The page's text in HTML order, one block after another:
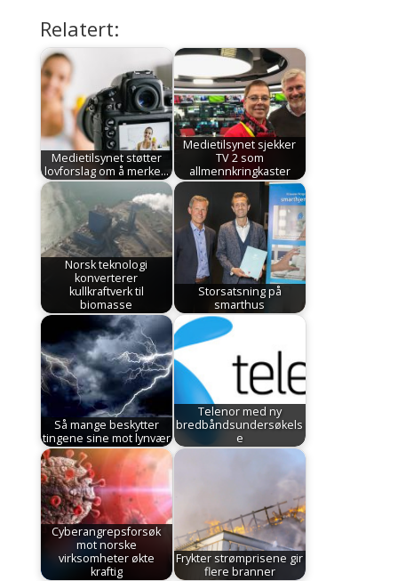
Relatert:
Medietilsynet støtter
lovforslag om å merke…
Medietilsynet sjekker
TV 2 som
allmennkringkaster
Norsk teknologi
konverterer
kullkraftverk til
biomasse
Storsatsning på
smarthus
Så mange beskytter
tingene sine mot lynvær
Telenor med ny
bredbåndsundersøkels
e
Cyberangrepsforsøk
mot norske
virksomheter økte
kraftig
Frykter strømprisene gir
flere branner